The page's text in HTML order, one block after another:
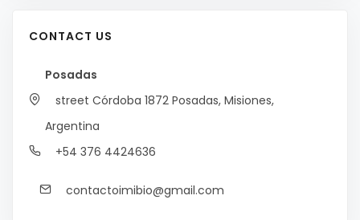
CONTACT US
Posadas
street Córdoba 1872 Posadas, Misiones,
Argentina
+54 376 4424636
contactoimibio@gmail.com